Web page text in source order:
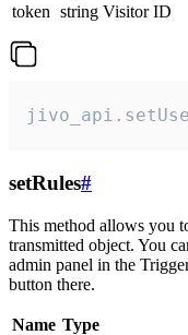
token string Visitor ID
setRules#
This method allows you
transmitted object. You
admin panel in the
button there.
Name Type